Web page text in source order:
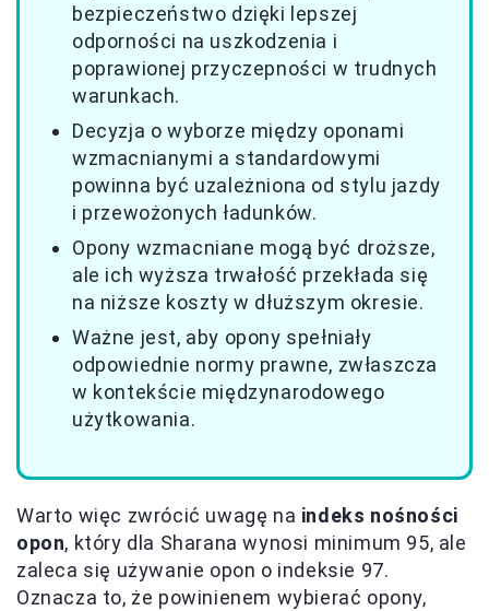
bezpieczeństwo dzięki lepszej
odporności na uszkodzenia i
poprawionej przyczepności w trudnych
warunkach.
Decyzja o wyborze między oponami
wzmacnianymi a standardowymi
powinna być uzależniona od stylu jazdy
i przewożonych ładunków.
Opony wzmacniane mogą być droższe,
ale ich wyższa trwałość przekłada się
na niższe koszty w dłuższym okresie.
Ważne jest, aby opony spełniały
odpowiednie normy prawne, zwłaszcza
w kontekście międzynarodowego
użytkowania.
Warto więc zwrócić uwagę na indeks nośności
opon, który dla Sharana wynosi minimum 95, ale
zaleca się używanie opon o indeksie 97.
Oznacza to, że powinienem wybierać opony,